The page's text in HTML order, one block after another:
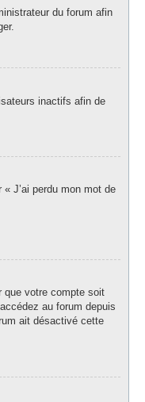
du forum afin
inactifs afin de
J’ai perdu mon mot de
que votre compte soit
au forum depuis
ait désactivé cette